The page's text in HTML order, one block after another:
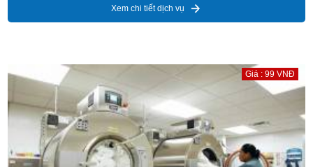
Xem chi tiết dịch vụ
Giá : 99 VNĐ